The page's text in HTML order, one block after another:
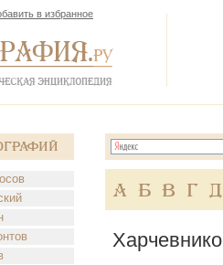
в избранное
А Б В Г Д